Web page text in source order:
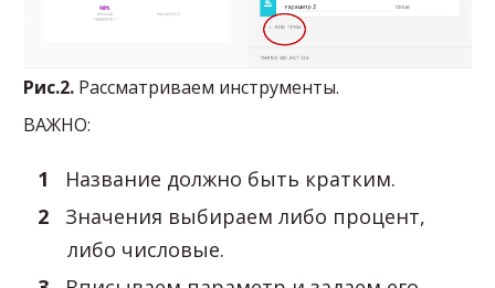
Рис.2. Рассматриваем инструменты.
ВАЖНО:
Название должно быть кратким.
Значения выбираем либо процент,
либо числовые.